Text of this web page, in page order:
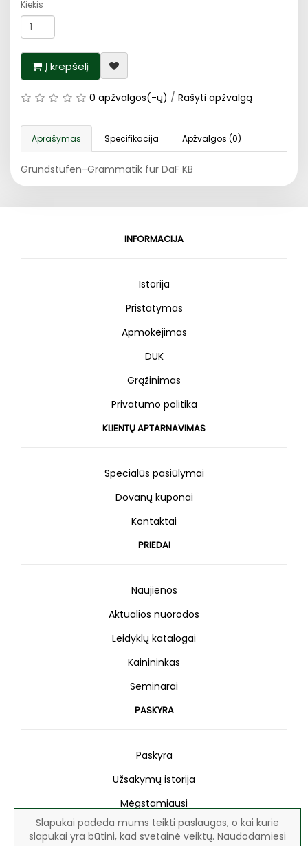
Kiekis
Į krepšelį
0 apžvalgos(-ų) / Rašyti apžvalgą
Aprašymas Specifikacija Apžvalgos (0)
Grundstufen-Grammatik fur DaF KB
Slapukai padeda mums teikti paslaugas, o kai kurie
slapukai yra būtini, kad svetainė veiktų. Naudodamiesi
INFORMACIJA
Istorija
Pristatymas
Apmokėjimas
DUK
Grąžinimas
Privatumo politika
KLIENTŲ APTARNAVIMAS
Specialūs pasiūlymai
Dovanų kuponai
Kontaktai
PRIEDAI
Naujienos
Aktualios nuorodos
Leidyklų katalogai
Kainininkas
Seminarai
PASKYRA
Paskyra
Užsakymų istorija
Mėgstamiausi
Naujienlaiškis